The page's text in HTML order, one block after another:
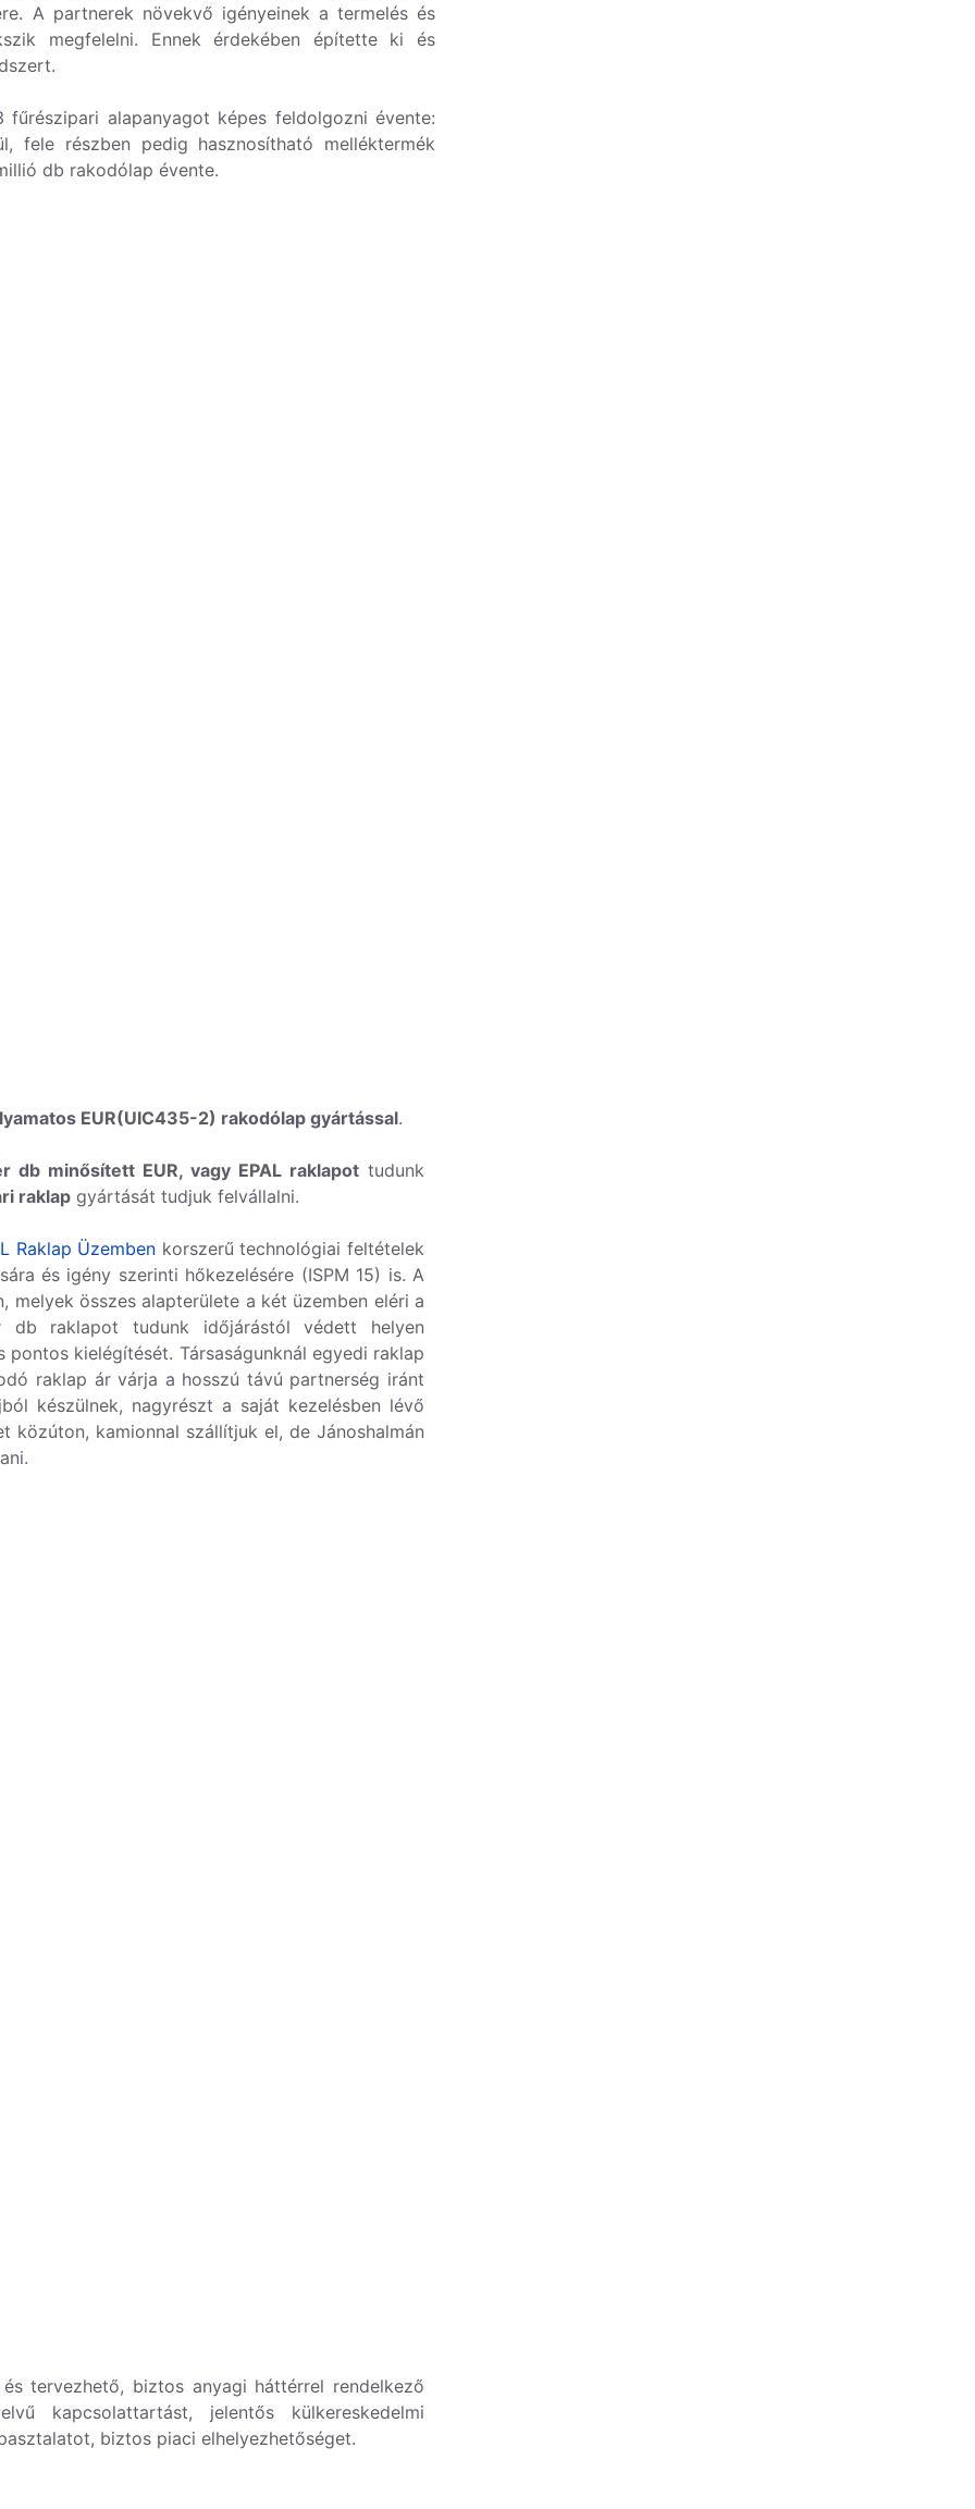
A partnerek növekvő igényeinek a termelés és
megfelelni. Ennek érdekében építette ki és
fűrészipari alapanyagot képes feldolgozni évente:
fele részben pedig hasznosítható melléktermék
db rakodólap évente.
EUR(UIC435-2) rakodólap gyártással.
db minősített EUR, vagy EPAL raklapot tudunk
raklap gyártását tudjuk felvállalni.
Raklap Üzemben korszerű technológiai feltételek
és igény szerinti hőkezelésére (ISPM 15) is. A
összes alapterülete a két üzemben eléri a
db raklapot tudunk időjárástól védett helyen
kielégítését. Társaságunknál egyedi raklap
raklap ár várja a hosszú távú partnerség iránt
készülnek, nagyrészt a saját kezelésben lévő
kamionnal szállítjuk el, de Jánoshalmán
tervezhető, biztos anyagi háttérrel rendelkező
kapcsolattartást, jelentős külkereskedelmi
biztos piaci elhelyezhetőséget.